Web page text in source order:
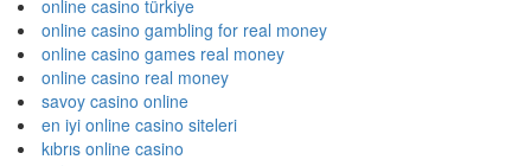
online casino türkiye
online casino gambling for real money
online casino games real money
online casino real money
savoy casino online
en iyi online casino siteleri
kıbrıs online casino